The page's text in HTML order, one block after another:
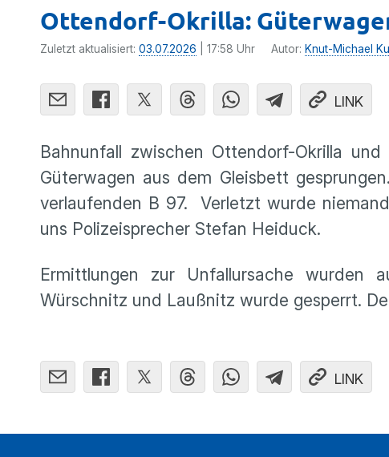
Ottendorf-Okrilla:
Zuletzt aktualisiert: 03.07.2026 | 17:58 Uhr Autor: Knut-Michael
LINK
Bahnunfall zwischen Ottendorf-Okrilla
Güterwagen aus dem Gleisbett
verlaufenden B 97. Verletzt wurde
uns Polizeisprecher Stefan Heiduck.
Ermittlungen zur Unfallursache wurden
Würschnitz und Laußnitz wurde gesperrt.
LINK